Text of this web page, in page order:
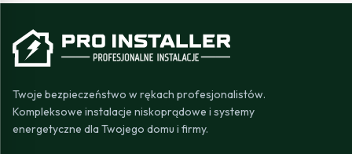
Twoje bezpieczeństwo w rękach profesjonalistów.
Kompleksowe instalacje niskoprądowe i systemy
energetyczne dla Twojego domu i firmy.